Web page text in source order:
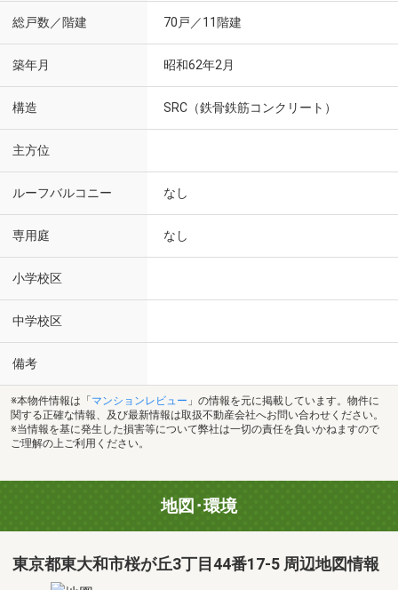
総戸数／階建 70戸／11階建
築年月 昭和62年2月
構造 SRC（鉄骨鉄筋コンクリート）
主方位
ルーフバルコニー なし
専用庭 なし
小学校区
中学校区
備考
※本物件情報は「 マンションレビュー 」の情報を元に掲載しています。物件に
関する正確な情報、及び最新情報は取扱不動産会社へお問い合わせください。
※当情報を基に発生した損害等について弊社は一切の責任を負いかねますので
ご理解の上ご利用ください。
地図･環境
東京都東大和市桜が丘3丁目44番17-5 周辺地図情報